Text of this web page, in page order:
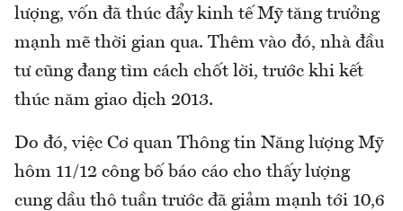
lượng, vốn đã thúc đẩy kinh tế Mỹ tăng trưởng
mạnh mẽ thời gian qua. Thêm vào đó, nhà đầu
tư cũng đang tìm cách chốt lời, trước khi kết
thúc năm giao dịch 2013.
Do đó, việc Cơ quan Thông tin Năng lượng Mỹ
hôm 11/12 công bố báo cáo cho thấy lượng
cung dầu thô tuần trước đã giảm mạnh tới 10,6